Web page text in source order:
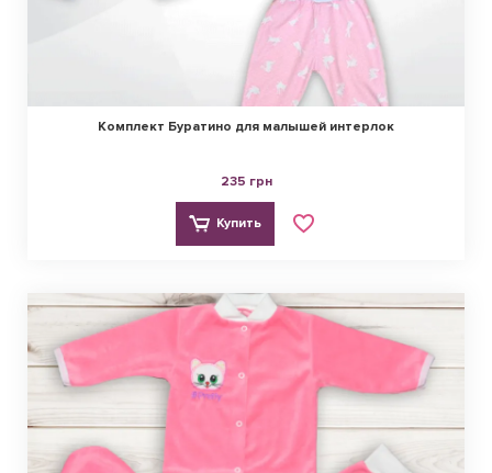
Комплект Буратино для малышей интерлок
235 грн
Купить